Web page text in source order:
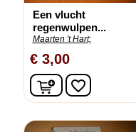
Een vlucht
regenwulpen...
Maarten 't Hart;
€ 3,00
In winkelwagen
favorite_border